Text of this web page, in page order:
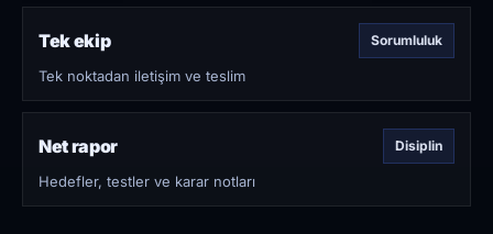
Tek ekip Sorumluluk
Tek noktadan iletişim ve teslim
Net rapor Disiplin
Hedefler, testler ve karar notları